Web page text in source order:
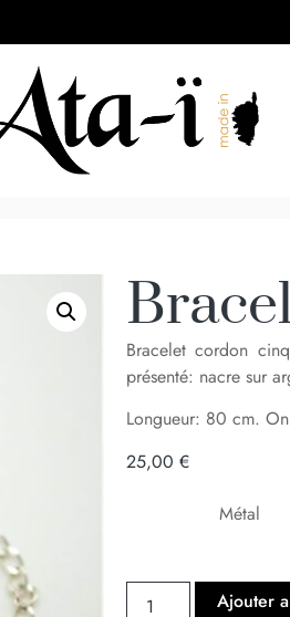
Bracelet cordon
présenté: nacre sur
Longueur: 80 cm.
25,00 €
Métal
Ajouter